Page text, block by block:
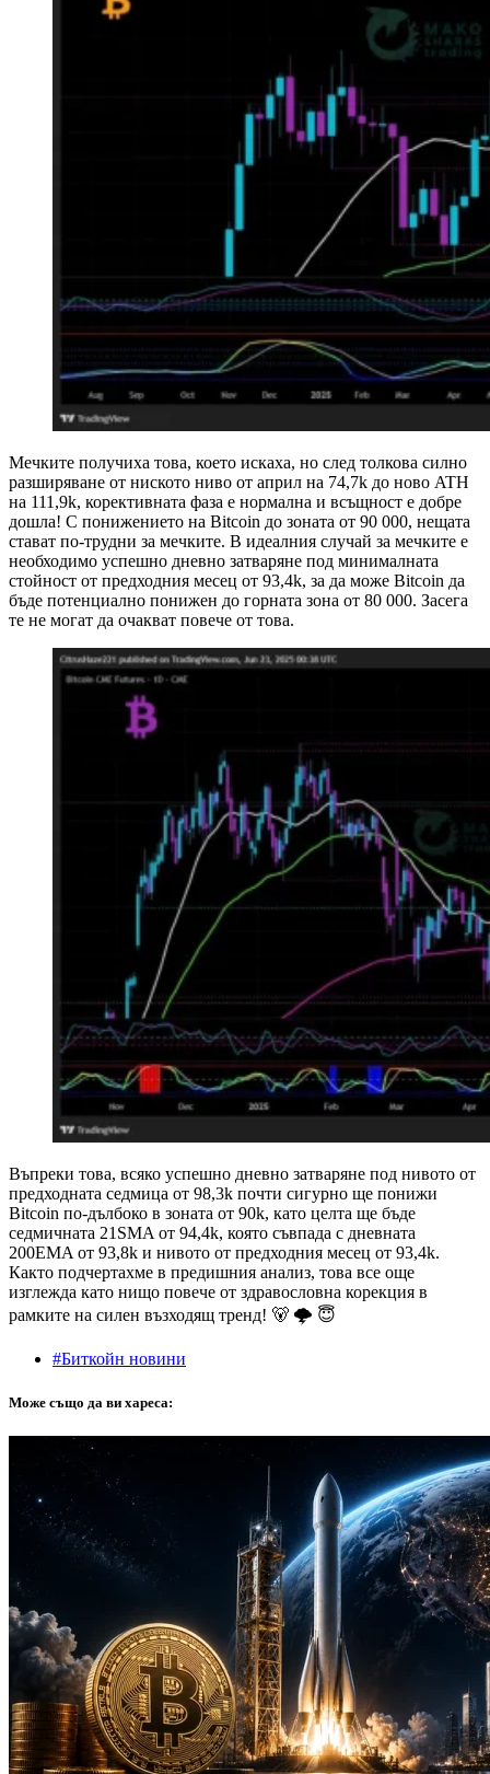
Мечките получиха това, което искаха, но след толкова силно
разширяване от ниското ниво от април на 74,7k до ново ATH
на 111,9k, корективната фаза е нормална и всъщност е добре
дошла! С понижението на Bitcoin до зоната от 90 000, нещата
стават по-трудни за мечките. В идеалния случай за мечките е
необходимо успешно дневно затваряне под минималната
стойност от предходния месец от 93,4k, за да може Bitcoin да
бъде потенциално понижен до горната зона от 80 000. Засега
те не могат да очакват повече от това.
Въпреки това, всяко успешно дневно затваряне под нивото от
предходната седмица от 98,3k почти сигурно ще понижи
Bitcoin по-дълбоко в зоната от 90k, като целта ще бъде
седмичната 21SMA от 94,4k, която съвпада с дневната
200EMA от 93,8k и нивото от предходния месец от 93,4k.
Както подчертахме в предишния анализ, това все още
изглежда като нищо повече от здравословна корекция в
рамките на силен възходящ тренд! 🐻 🌩 😇
#Биткойн новини
Може също да ви хареса: